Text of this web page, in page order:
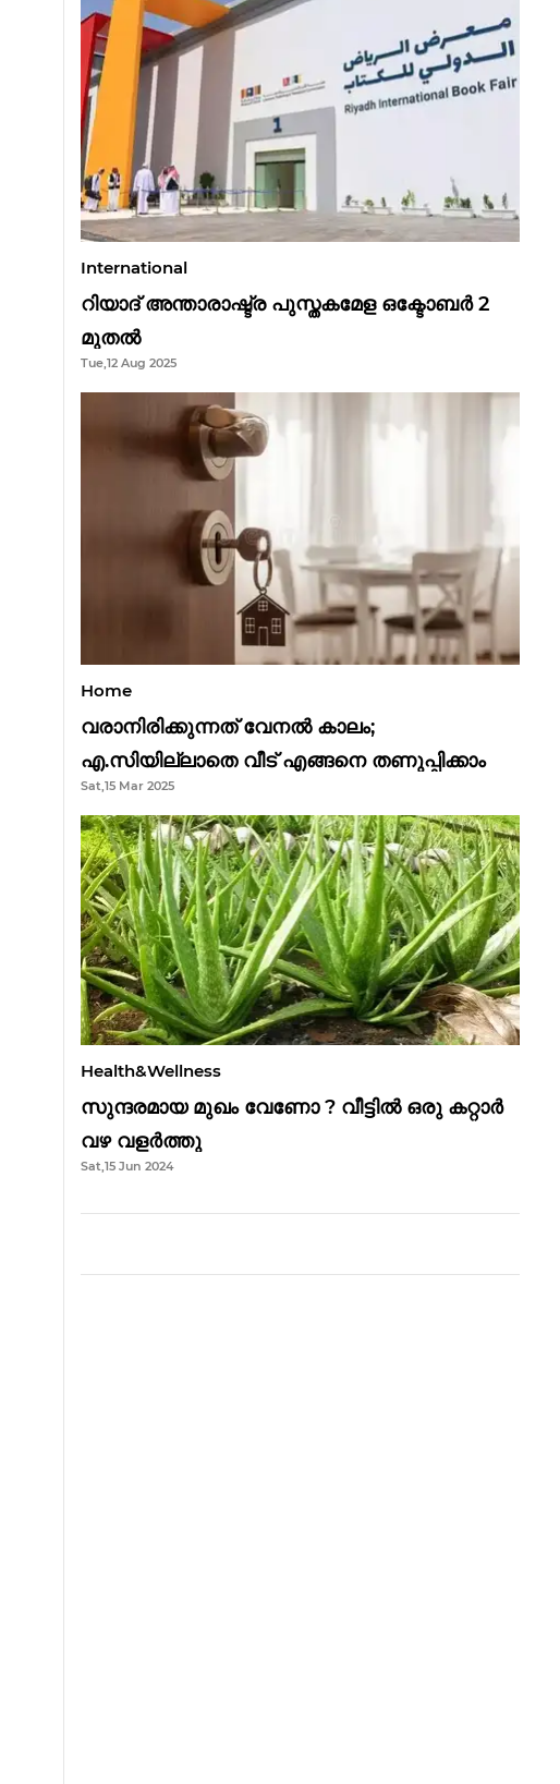
International
റിയാദ് അന്താരാഷ്ട്ര പുസ്തകമേള ഒക്ടോബർ 2
മുതൽ
Tue,12 Aug 2025
Home
വരാനിരിക്കുന്നത് വേനൽ കാലം;
എ.സിയില്ലാതെ വീട് എങ്ങനെ തണുപ്പിക്കാം
Sat,15 Mar 2025
Health&Wellness
സുന്ദരമായ മുഖം വേണോ ? വീട്ടിൽ ഒരു കറ്റാർ
വഴ വളർത്തു
Sat,15 Jun 2024